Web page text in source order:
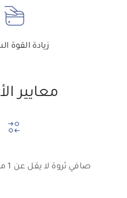
زيادة القوة
معايير
صافي ثروة لا يقل عن 1 مليون درهم